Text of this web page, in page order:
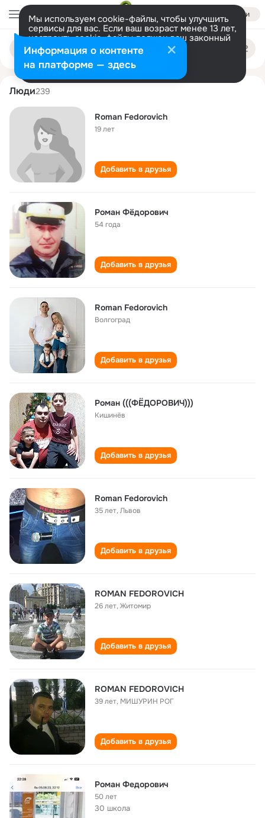
Войти
Мы используем cookie-файлы, чтобы улучшить
сервисы для вас. Если ваш возраст менее 13 лет,
настроить cookie-файлы должен ваш законный
представитель. Больше информации
Разрешить все Настроить
Поиск
людям
roman fedorovich
Люди239
Roman Fedorovich
19 лет
Добавить в друзья
Роман Фёдорович
54 года
Добавить в друзья
Roman Fedorovich
Волгоград
Добавить в друзья
Роман (((ФЁДОРОВИЧ)))
Кишинёв
Добавить в друзья
Roman Fedorovich
35 лет,Львов
Добавить в друзья
ROMAN FEDOROVICH
26 лет,Житомир
Добавить в друзья
ROMAN FEDOROVICH
39 лет, МИШУРИН РОГ
Добавить в друзья
Роман Федорович
50 лет
30 школа
Информация о контенте
на платформе — здесь